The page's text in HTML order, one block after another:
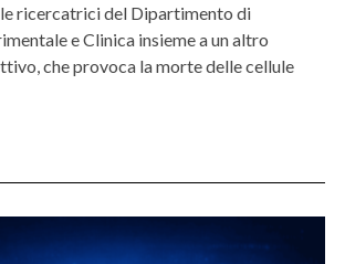
ricercatrici del Dipartimento di
e Clinica insieme a un altro
che provoca la morte delle cellule